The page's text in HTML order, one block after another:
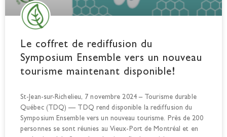
Le coffret de rediffusion du
Symposium Ensemble vers un nouveau
tourisme maintenant disponible!
St-Jean-sur-Richelieu, 7 novembre 2024 – Tourisme durable
Québec (TDQ) — TDQ rend disponible la rediffusion du
Symposium Ensemble vers un nouveau tourisme. Près de 200
personnes se sont réunies au Vieux-Port de Montréal et en